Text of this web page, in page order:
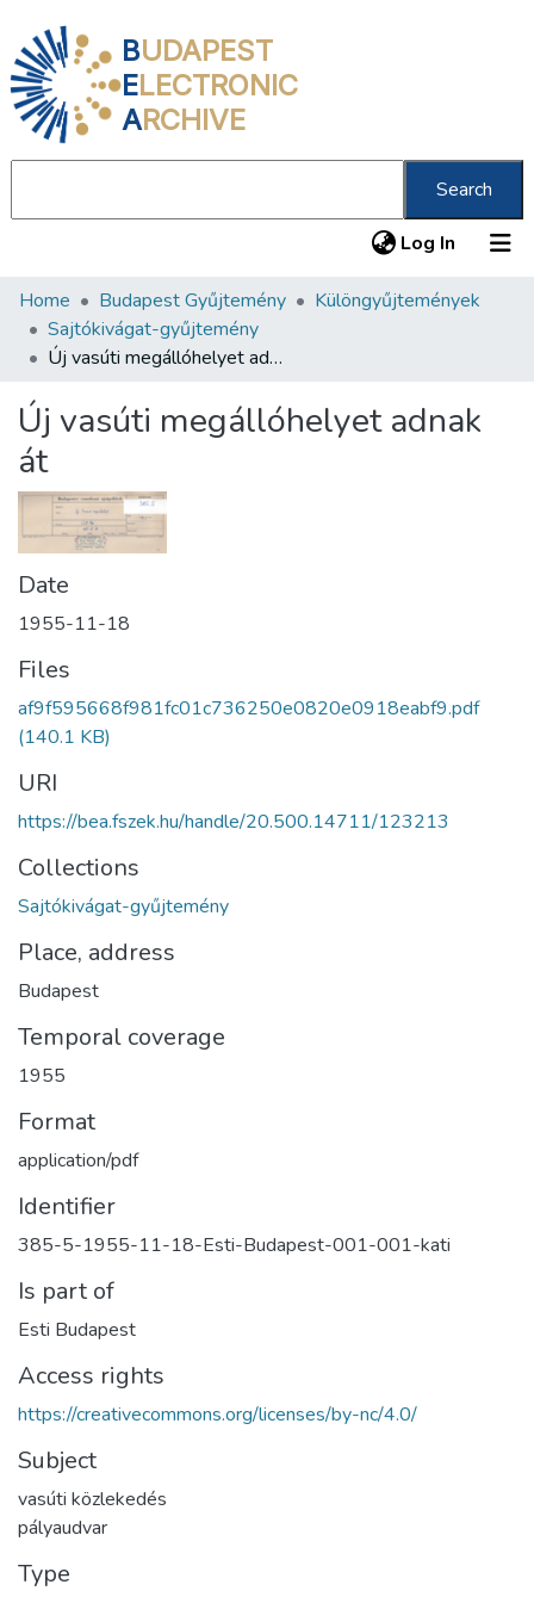
BUDAPEST
ELECTRONIC
ARCHIVE
Search
Log In (current)
Communities & Collections
All of DSpace
Statistics
About us
Home Budapest Gyűjtemény
Különgyűjtemények
Sajtókivágat-gyűjtemény
Új vasúti megállóhelyet adnak át
Új vasúti megállóhelyet adnak
át
Date
1955-11-18
Files
af9f595668f981fc01c736250e0820e0918eabf9.pdf
(140.1 KB)
URI
https://bea.fszek.hu/handle/20.500.14711/123213
Collections
Sajtókivágat-gyűjtemény
Place, address
Budapest
Temporal coverage
1955
Format
application/pdf
Identifier
385-5-1955-11-18-Esti-Budapest-001-001-kati
Is part of
Esti Budapest
Access rights
https://creativecommons.org/licenses/by-nc/4.0/
Subject
vasúti közlekedés
pályaudvar
Type